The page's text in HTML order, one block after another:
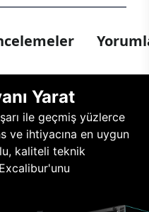
Yarat
ile geçmiş yüzlerce
ve ihtiyacına en uygun
kaliteli teknik